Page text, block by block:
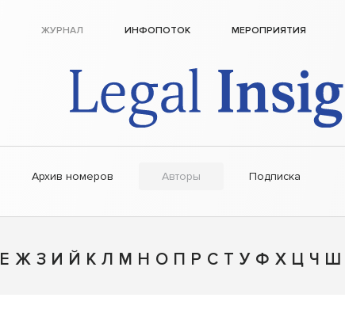
ЖУРНАЛ ИНФОПОТОК МЕРОПРИЯТИЯ
Архив номеров Авторы Подписка
Е Ж З И Й К Л М Н О П Р С Т У Ф Х Ц Ч Ш